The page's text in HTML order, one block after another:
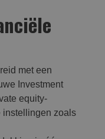
met een
Investment
equity-
instellingen zoals